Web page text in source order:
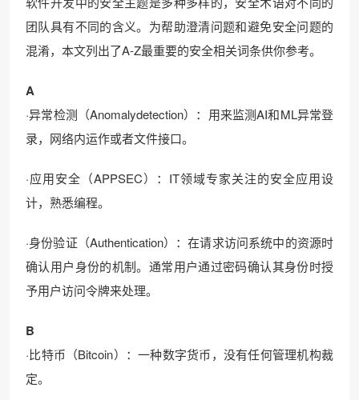
团队具有不同的含义。为帮助澄清问题和避免安全问题的
混淆，本文列出了A-Z最重要的安全相关词条供你参考。
A
·异常检测（Anomalydetection）：用来监测AI和ML异常登
录，网络内运作或者文件接口。
·应用安全（APPSEC）：IT领域专家关注的安全应用设
计，熟悉编程。
·身份验证（Authentication）：在请求访问系统中的资源时
确认用户身份的机制。通常用户通过密码确认其身份时授
予用户访问令牌来处理。
B
·比特币（Bitcoin）：一种数字货币，没有任何管理机构裁
定。